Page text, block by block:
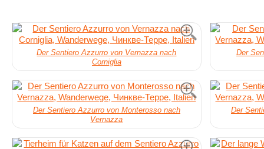
Der Sentiero Azzurro von Vernazza nach
Corniglia
Der
Der Sentiero Azzurro von Monterosso nach
Vernazza
Der